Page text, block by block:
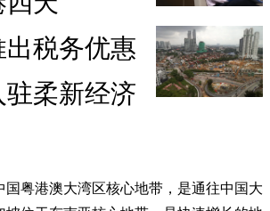
税务优惠
柔新经济
国粤港澳大湾区核心地带，是通往中国大